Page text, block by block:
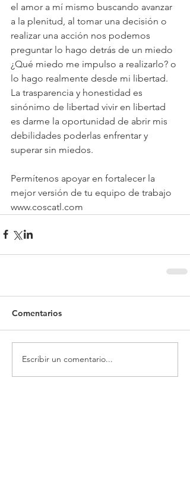
el amor a mí mismo buscando avanzar
a la plenitud, al tomar una decisión o
realizar una acción nos podemos
preguntar lo hago detrás de un miedo
¿Qué miedo me impulso a realizarlo? o
lo hago realmente desde mi libertad.
La trasparencia y honestidad es
sinónimo de libertad vivir en libertad
es darme la oportunidad de abrir mis
debilidades poderlas enfrentar y
superar sin miedos.
Permítenos apoyar en fortalecer la
mejor versión de tu equipo de trabajo
www.coscatl.com
Comentarios
Escribir un comentario...